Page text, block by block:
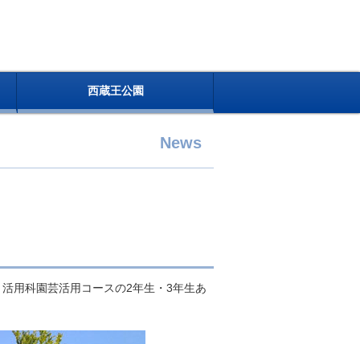
西蔵王公園
News
用科園芸活用コースの2年生・3年生あ